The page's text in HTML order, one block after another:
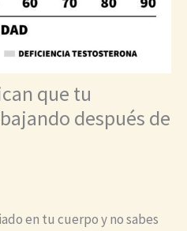
que tu
después de
en tu cuerpo y no sabes